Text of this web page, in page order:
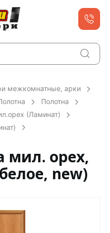
межкомнатные, арки
Полотна
(Ламинат)
мил. орех,
new)